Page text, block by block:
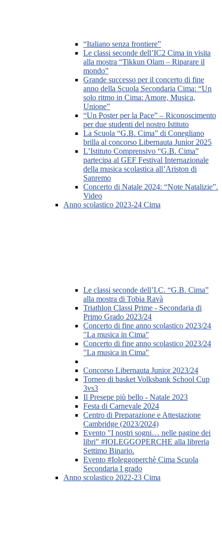
“Italiano senza frontiere”
Le classi seconde dell’IC2 Cima in visita
alla mostra “Tikkun Olam – Riparare il
mondo”
Grande successo per il concerto di fine
anno della Scuola Secondaria Cima: “Un
solo ritmo in Cima: Amore, Musica,
Unione”
“Un Poster per la Pace” – Riconoscimento
per due studenti del nostro Istituto
La Scuola “G.B. Cima” di Conegliano
brilla al concorso Libernauta Junior 2025
L’Istituto Comprensivo “G.B. Cima”
partecipa al GEF Festival Internazionale
della musica scolastica all’Ariston di
Sanremo
Concerto di Natale 2024: “Note Natalizie”.
Video
Anno scolastico 2023-24 Cima
Le classi seconde dell’I.C. “G.B. Cima”
alla mostra di Tobia Ravà
Triathlon Classi Prime - Secondaria di
Primo Grado 2023/24
Concerto di fine anno scolastico 2023/24
"La musica in Cima"
Concerto di fine anno scolastico 2023/24
"La musica in Cima"
Concorso Libernauta Junior 2023/24
Torneo di basket Volksbank School Cup
3vs3
Il Presepe più bello - Natale 2023
Festa di Carnevale 2024
Centro di Preparazione e Attestazione
Cambridge (2023/2024)
Evento "I nostri sogni… nelle pagine dei
libri" #IOLEGGOPERCHE alla libreria
Settimo Binario.
Evento #Ioleggoperchè Cima Scuola
Secondaria I grado
Anno scolastico 2022-23 Cima